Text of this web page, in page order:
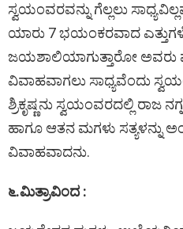
ಸ್ವಯಂವರವನ್ನು ಗೆಲ್ಲಲು
ಯಾರು 7 ಭಯಂಕರವಾದ
ಜಯಶಾಲಿಯಾಗುತ್ತಾರೋ ಅವರು
ವಿವಾಹವಾಗಲು ಸಾಧ್ಯವೆಂದು
ಶ್ರಿಕೃಷ್ಣನು ಸ್ವಯಂವರದಲ್ಲಿ ರಾಜ
ಹಾಗೂ ಆತನ ಮಗಳು ಸತ್ಯಳನ್ನು
ವಿವಾಹವಾದನು.
೬.ಮಿತ್ರಾವಿಂದ :